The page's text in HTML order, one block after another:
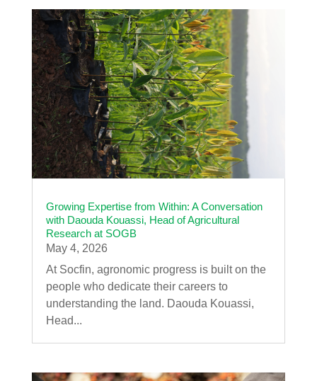
Growing Expertise from Within: A Conversation
with Daouda Kouassi, Head of Agricultural
Research at SOGB
May 4, 2026
At Socfin, agronomic progress is built on the
people who dedicate their careers to
understanding the land. Daouda Kouassi,
Head...